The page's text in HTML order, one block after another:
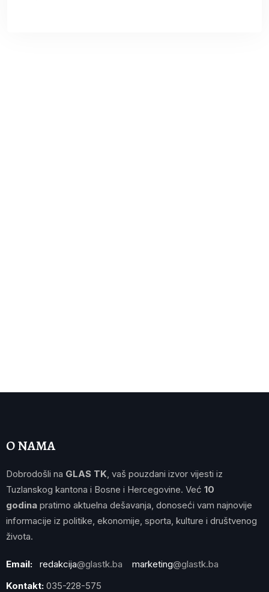
O NAMA
Dobrodošli na GLAS TK , vaš pouzdani izvor vijesti iz
Tuzlanskog kantona i Bosne i Hercegovine. Već 10
godina pratimo aktuelna dešavanja, donoseći vam najnovije
informacije iz politike, ekonomije, sporta, kulture i društvenog
života.
Email: redakcija@glastk.ba marketing@glastk.ba
Kontakt: 035-228-575